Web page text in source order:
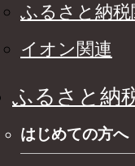
ふるさと納税
イオン関連
ふるさと納
はじめての方へ